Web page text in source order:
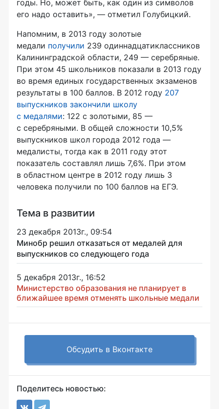
годы. Но, может быть, как один из символов
его надо оставить», — отметил Голубицкий.
Напомним, в 2013 году золотые
медали получили 239 одиннадцатиклассников
Калининградской области, 249 — серебряные.
При этом 45 школьников показали в 2013 году
во время единых государственных экзаменов
результаты в 100 баллов. В 2012 году 207
выпускников закончили школу
с медалями: 122 с золотыми, 85 —
с серебряными. В общей сложности 10,5%
выпускников школ города 2012 года —
медалисты, тогда как в 2011 году этот
показатель составлял лишь 7,6%. При этом
в областном центре в 2012 году лишь 3
человека получили по 100 баллов на ЕГЭ.
Тема в развитии
23 декабря 2013г., 09:54
Минобр решил отказаться от медалей для
выпускников со следующего года
5 декабря 2013г., 16:52
Министерство образования не планирует в
ближайшее время отменять школьные медали
Обсудить в Вконтакте
Поделитесь новостью: